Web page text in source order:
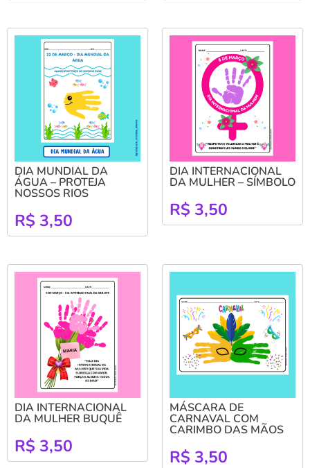
DIA MUNDIAL DA
ÁGUA – PROTEJA
NOSSOS RIOS
R$ 3,50
DIA INTERNACIONAL
DA MULHER – SÍMBOLO
R$ 3,50
DIA INTERNACIONAL
DA MULHER BUQUÊ
R$ 3,50
MÁSCARA DE
CARNAVAL COM
CARIMBO DAS MÃOS
R$ 3,50